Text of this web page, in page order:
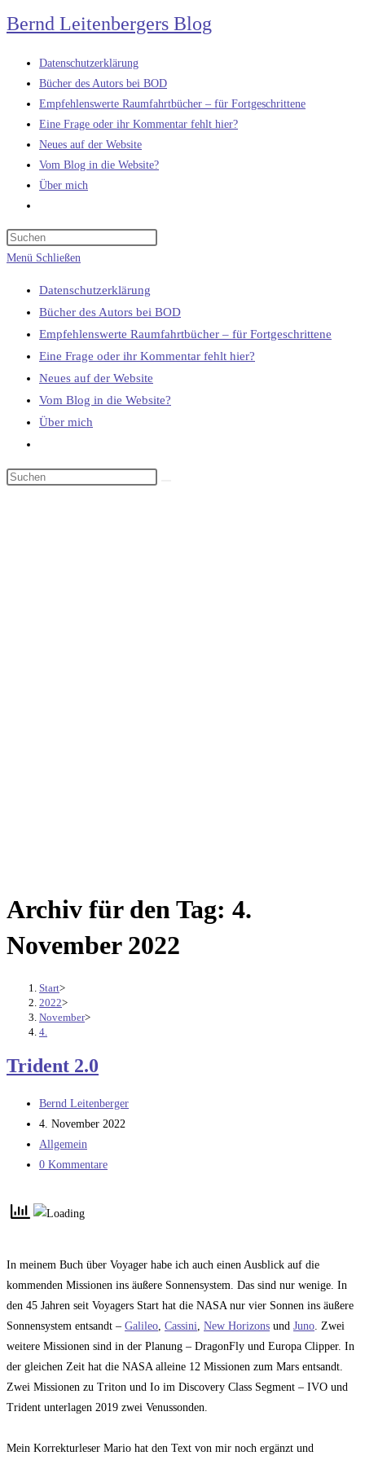
Zum
Inhalt
springen
Bernd Leitenbergers Blog
Datenschutzerklärung
Bücher des Autors bei BOD
Empfehlenswerte Raumfahrtbücher – für Fortgeschrittene
Eine Frage oder ihr Kommentar fehlt hier?
Neues auf der Website
Vom Blog in die Website?
Über mich
umschalten
Menü Schließen
Datenschutzerklärung
Bücher des Autors bei BOD
Empfehlenswerte Raumfahrtbücher – für Fortgeschrittene
Eine Frage oder ihr Kommentar fehlt hier?
Neues auf der Website
Vom Blog in die Website?
Über mich
umschalten
Archiv für den Tag: 4.
November 2022
Start>
2022>
November>
4.
Trident 2.0
Beitrags-
Autor:
Bernd Leitenberger
Beitrag
veröffentlicht:
4. November 2022
Beitrags-
Kategorie:
Allgemein
Beitrags-
0 Kommentare
In meinem Buch über Voyager habe ich auch einen Ausblick auf die
kommenden Missionen ins äußere Sonnensystem. Das sind nur wenige. In
den 45 Jahren seit Voyagers Start hat die NASA nur vier Sonnen ins äußere
Sonnensystem entsandt – Galileo Cassini New Horizons und Juno . Zwei
weitere Missionen sind in der Planung – DragonFly und Europa Clipper. In
der gleichen Zeit hat die NASA alleine 12 Missionen zum Mars entsandt.
Zwei Missionen zu Triton und Io im Discovery Class Segment – IVO und
Trident unterlagen 2019 zwei Venussonden.
Mein Korrekturleser Mario hat den Text von mir noch ergänzt und